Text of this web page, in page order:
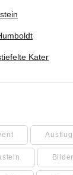
Kater
Ausflug